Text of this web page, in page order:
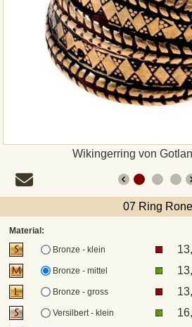
Wikingerring von
07 Ring Rone
Material:
Bronze - klein
Bronze - mittel
Bronze - gross
Versilbert - klein
Versandarten und Retouren
UPS
DHL Paket
DPD
DHL Kleinpaket